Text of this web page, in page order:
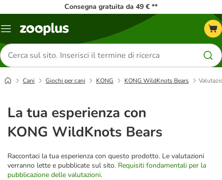
Consegna gratuita da 49 € **
Overview
Cerca
prodotti
Cani Giochi per cani KONG KONG WildKnots Bears
La tua esperienza con
KONG WildKnots Bears
Raccontaci la tua esperienza con questo prodotto. Le valutazioni
verranno lette e pubblicate sul sito. Requisiti fondamentali per la
pubblicazione delle valutazioni.